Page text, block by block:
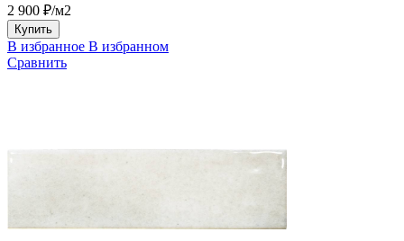
2 900 ₽/м2
Купить
В избранное В избранном
Сравнить